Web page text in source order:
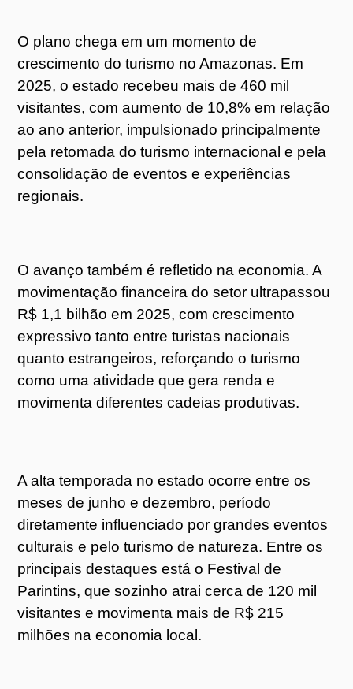
O plano chega em um momento de
crescimento do turismo no Amazonas. Em
2025, o estado recebeu mais de 460 mil
visitantes, com aumento de 10,8% em relação
ao ano anterior, impulsionado principalmente
pela retomada do turismo internacional e pela
consolidação de eventos e experiências
regionais.
O avanço também é refletido na economia. A
movimentação financeira do setor ultrapassou
R$ 1,1 bilhão em 2025, com crescimento
expressivo tanto entre turistas nacionais
quanto estrangeiros, reforçando o turismo
como uma atividade que gera renda e
movimenta diferentes cadeias produtivas.
A alta temporada no estado ocorre entre os
meses de junho e dezembro, período
diretamente influenciado por grandes eventos
culturais e pelo turismo de natureza. Entre os
principais destaques está o Festival de
Parintins, que sozinho atrai cerca de 120 mil
visitantes e movimenta mais de R$ 215
milhões na economia local.